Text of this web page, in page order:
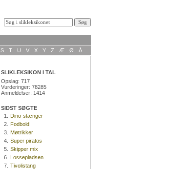
S T U V X Y Z Æ Ø Å
SLIKLEKSIKON I TAL
Opslag: 717
Vurderinger: 78285
Anmeldelser: 1414
SIDST SØGTE
1.
Dino-stænger
2. Fodbold
3. Møtrikker
4. Super piratos
5. Skipper mix
6. Lossepladsen
7. Tivolistang